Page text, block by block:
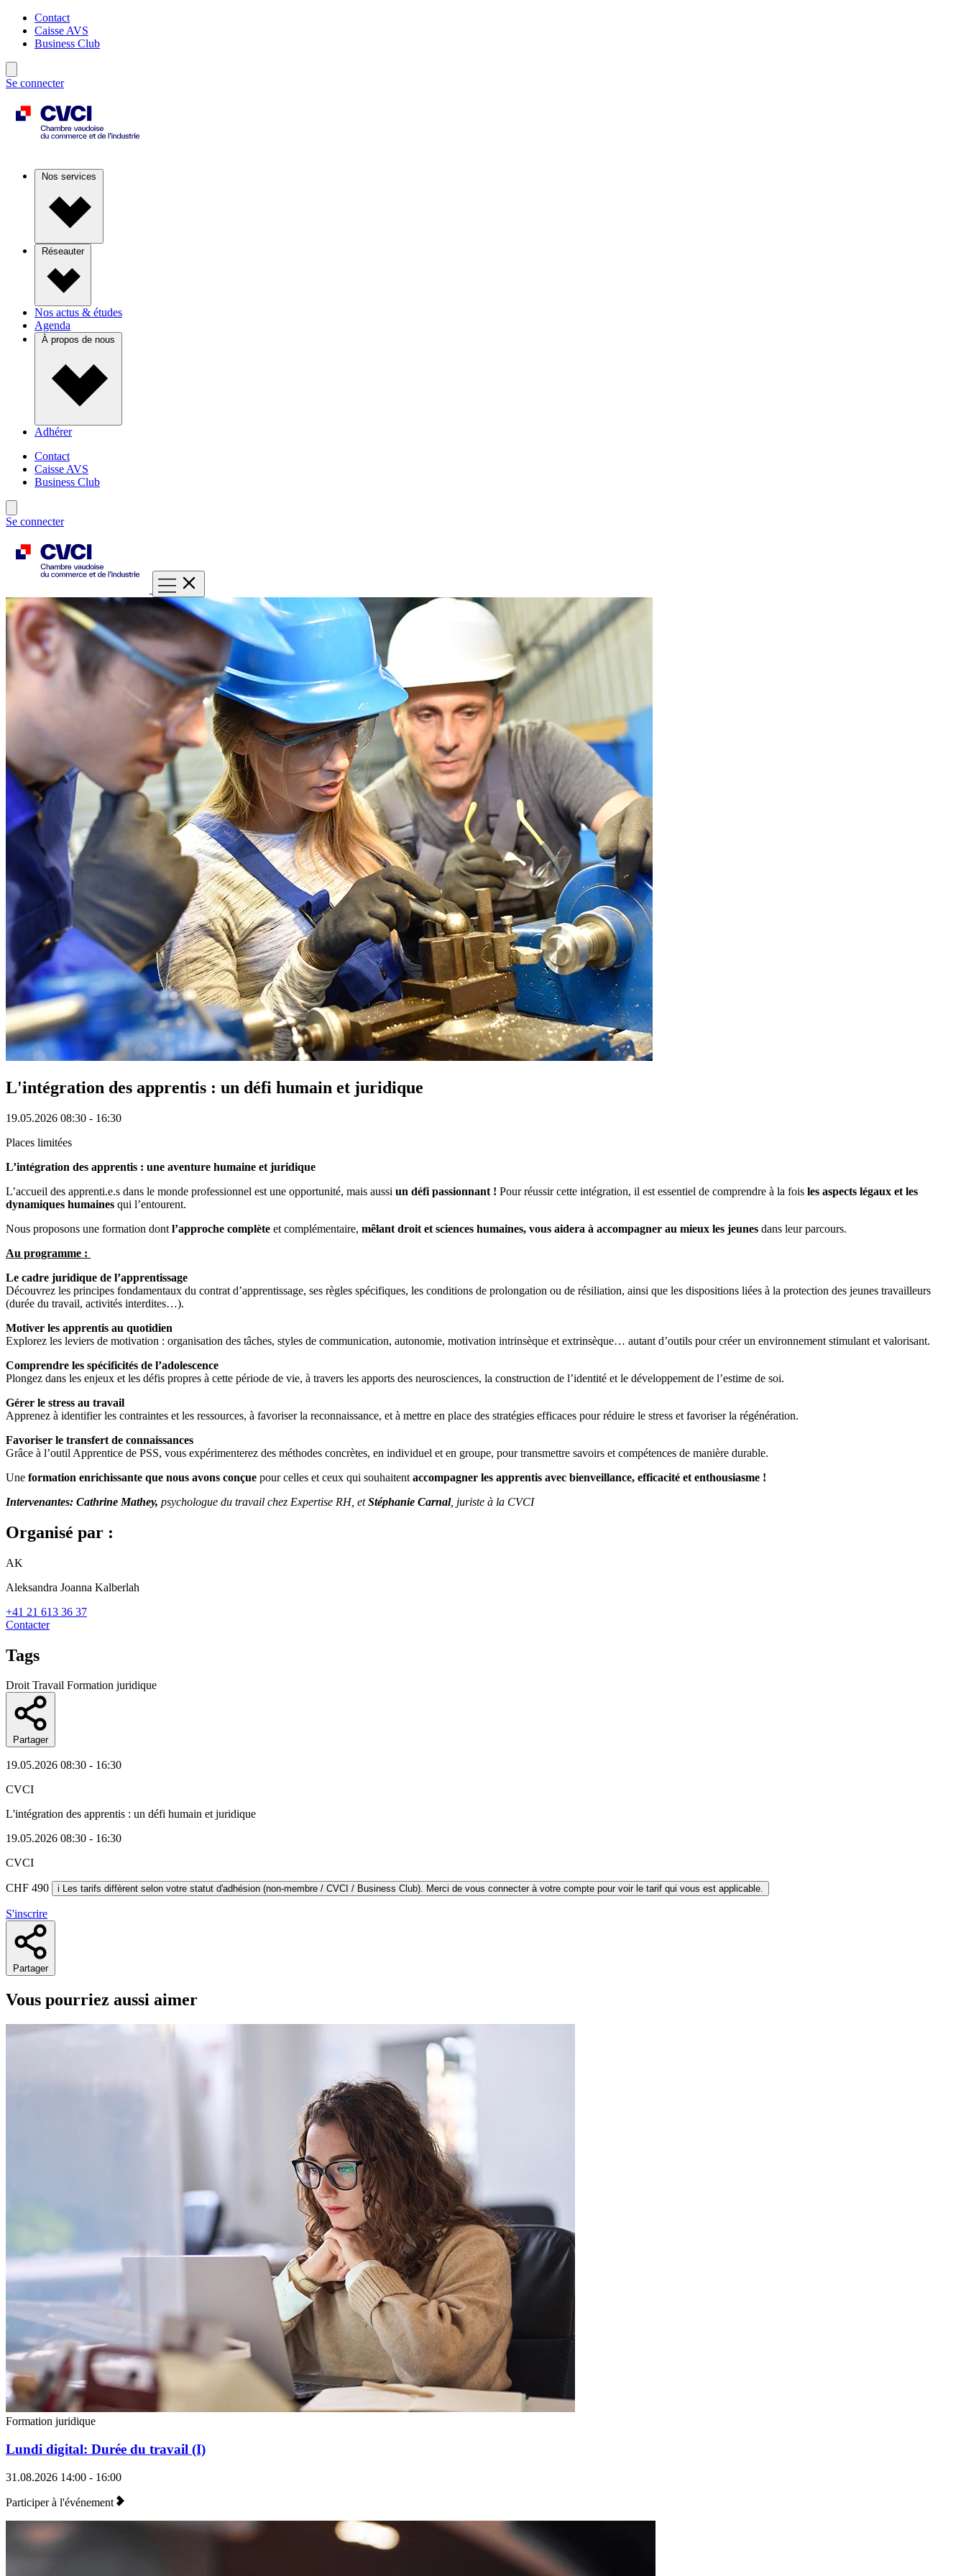
Contact
Caisse AVS
Business Club
Se connecter
Nos services
Réseauter
Nos actus & études
Agenda
À propos de nous
Adhérer
Contact
Caisse AVS
Business Club
Se connecter
L'intégration des apprentis : un défi humain et juridique
19.05.2026 08:30 - 16:30
Places limitées
L’intégration des apprentis : une aventure humaine et juridique
L’accueil des apprenti.e.s dans le monde professionnel est une opportunité, mais aussi un défi passionnant ! Pour réussir cette intégration, il est essentiel de comprendre à la fois les aspects légaux et les
dynamiques humaines qui l’entourent.
Nous proposons une formation dont l’approche complète et complémentaire, mêlant droit et sciences humaines, vous aidera à accompagner au mieux les jeunes dans leur parcours.
Au programme :
Le cadre juridique de l’apprentissage
Découvrez les principes fondamentaux du contrat d’apprentissage, ses règles spécifiques, les conditions de prolongation ou de résiliation, ainsi que les dispositions liées à la protection des jeunes travailleurs
(durée du travail, activités interdites…).
Motiver les apprentis au quotidien
Explorez les leviers de motivation : organisation des tâches, styles de communication, autonomie, motivation intrinsèque et extrinsèque… autant d’outils pour créer un environnement stimulant et valorisant.
Comprendre les spécificités de l’adolescence
Plongez dans les enjeux et les défis propres à cette période de vie, à travers les apports des neurosciences, la construction de l’identité et le développement de l’estime de soi.
Gérer le stress au travail
Apprenez à identifier les contraintes et les ressources, à favoriser la reconnaissance, et à mettre en place des stratégies efficaces pour réduire le stress et favoriser la régénération.
Favoriser le transfert de connaissances
Grâce à l’outil Apprentice de PSS, vous expérimenterez des méthodes concrètes, en individuel et en groupe, pour transmettre savoirs et compétences de manière durable.
Une formation enrichissante que nous avons conçue pour celles et ceux qui souhaitent accompagner les apprentis avec bienveillance, efficacité et enthousiasme !
Intervenantes: Cathrine Mathey, psychologue du travail chez Expertise RH, etStéphanie Carnal, juriste à la CVCI
Organisé par :
AK
Aleksandra Joanna Kalberlah
+41 21 613 36 37
Contacter
Tags
Droit Travail Formation juridique
Partager
19.05.2026 08:30 - 16:30
CVCI
L'intégration des apprentis : un défi humain et juridique
19.05.2026 08:30 - 16:30
CVCI
CHF 490 i Les tarifs diffèrent selon votre statut d'adhésion (non-membre / CVCI / Business Club). Merci de vous connecter à votre compte pour voir le tarif qui vous est applicable.
S'inscrire
Partager
Vous pourriez aussi aimer
Formation juridique
Lundi digital: Durée du travail (I)
31.08.2026 14:00 - 16:00
Participer à l'événement